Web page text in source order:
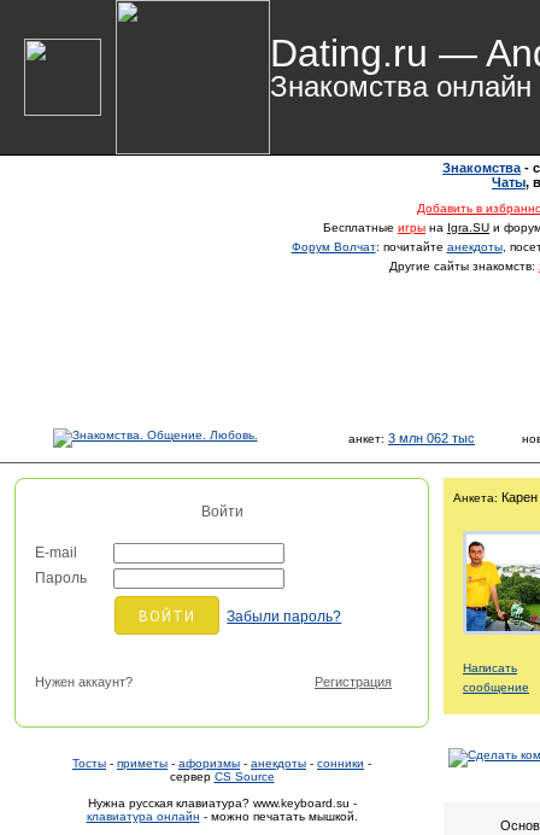
Dating.ru —
Знакомства онлайн
Знакомства -
Чаты,
Добавить в
Бесплатные игры на Igra.SU и
Форум Волчат: почитайте анекдоты,
Другие сайты знакомств:
анкет: 3 млн 062 тыс
Войти
E-mail
Пароль
Забыли пароль?
Нужен аккаунт? Регистрация
Тосты - приметы - афоризмы - анекдоты - сонники -
сервер CS Source
Нужна русская клавиатура? www.keyboard.su -
клавиатура онлайн - можно печатать мышкой.
Анкета: Карен
Написать
сообщение